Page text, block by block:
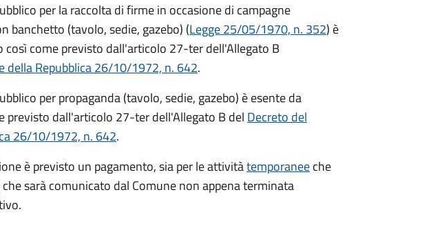
per la raccolta di firme in occasione di campagne
banchetto (tavolo, sedie, gazebo) (Legge 25/05/1970, n. 352) è
così come previsto dall'articolo 27-ter dell'Allegato B
della Repubblica 26/10/1972, n. 642.
per propaganda (tavolo, sedie, gazebo) è esente da
previsto dall'articolo 27-ter dell'Allegato B del Decreto del
26/10/1972, n. 642.
è previsto un pagamento, sia per le attivitàtemporaneeche
che sarà comunicato dal Comune non appena terminata